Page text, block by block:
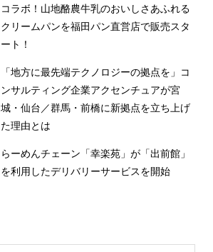
コラボ！山地酪農牛乳のおいしさあふれる
クリームパンを福田パン直営店で販売スタ
ート！
「地方に最先端テクノロジーの拠点を」コ
ンサルティング企業アクセンチュアが宮
城・仙台／群馬・前橋に新拠点を立ち上げ
た理由とは
らーめんチェーン「幸楽苑」が「出前館」
を利用したデリバリーサービスを開始